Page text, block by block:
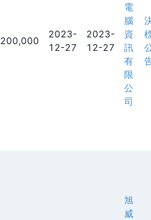
200,000
2023-
12-27
2023-
12-27
電
腦
資
訊
有
限
公
司
旭
威